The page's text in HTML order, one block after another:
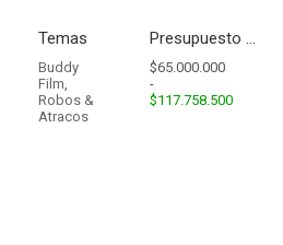
Temas
Buddy
Film,
Robos &
Atracos
Presupuesto - Ingresos
$65.000.000
-
$117.758.500